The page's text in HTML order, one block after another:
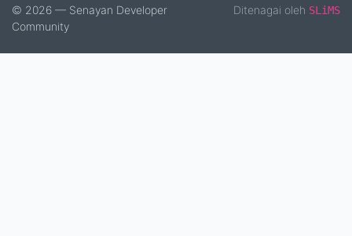
© 2026 — Senayan Developer
Community
Ditenagai oleh SLiMS